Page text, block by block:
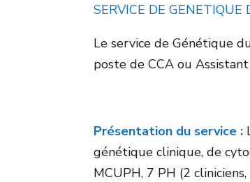
SERVICE DE
Le service de Génétique
poste de CCA ou
Présentation du service :
génétique clinique, de
MCUPH, 7 PH (2